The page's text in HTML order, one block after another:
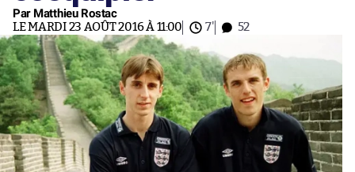
Par Matthieu Rostac
LE MARDI 23 AOÛT 2016 À 11:00 7' 52